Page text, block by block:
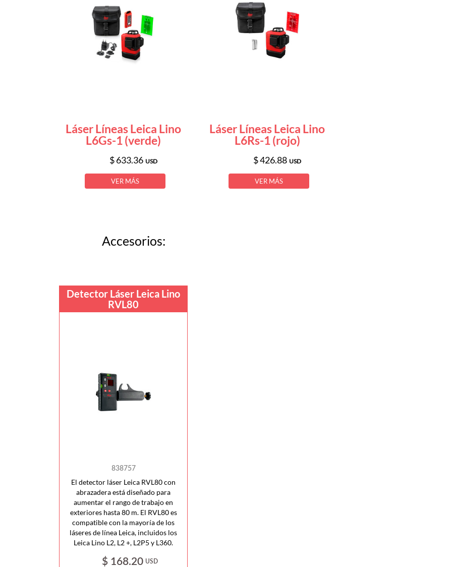
Láser Líneas Leica Lino
L6Gs-1 (verde)
$ 633.36 USD
VER MÁS
Láser Líneas Leica Lino
L6Rs-1 (rojo)
$ 426.88 USD
VER MÁS
Accesorios:
Detector Láser Leica Lino
RVL80
838757
El detector láser Leica RVL80 con
abrazadera está diseñado para
aumentar el rango de trabajo en
exteriores hasta 80 m. El RVL80 es
compatible con la mayoría de los
láseres de línea Leica, incluidos los
Leica Lino L2, L2 +, L2P5 y L360.
$ 168.20 USD